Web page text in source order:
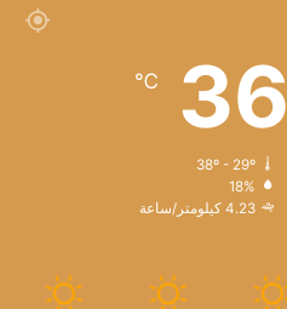
36
℃
38º - 29º
18%
4.23 كيلومتر/ساعة